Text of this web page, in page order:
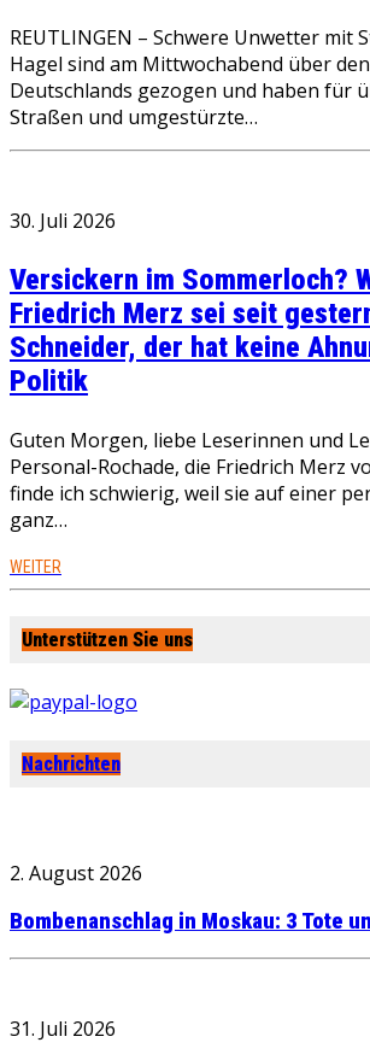
REUTLINGEN – Schwere Unwetter mit
Hagel sind am Mittwochabend über
Deutschlands gezogen und haben für
Straßen und umgestürzte…
30. Juli 2026
Versickern im Sommerloch?
Friedrich Merz sei seit
Schneider, der hat keine
Politik
Guten Morgen, liebe Leserinnen und
Personal-Rochade, die Friedrich Merz
finde ich schwierig, weil sie auf einer
ganz…
WEITER
Unterstützen Sie uns
Nachrichten
2. August 2026
Bombenanschlag in Moskau: 3 Tote
31. Juli 2026